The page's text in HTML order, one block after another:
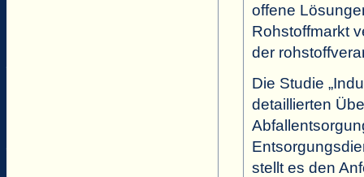
offene
Rohstoffmarkt
der
Die Studie
detaillierten
stellt es den